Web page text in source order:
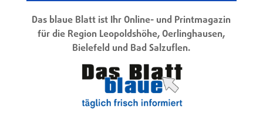
Das blaue Blatt ist Ihr Online- und Printmagazin
für die Region Leopoldshöhe, Oerlinghausen,
Bielefeld und Bad Salzuflen.